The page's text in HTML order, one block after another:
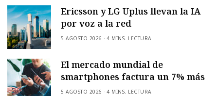
Ericsson y LG Uplus llevan la IA
por voz a la red
5 AGOSTO 2026 4 MINS. LECTURA
El mercado mundial de
smartphones factura un 7% más
5 AGOSTO 2026 4 MINS. LECTURA